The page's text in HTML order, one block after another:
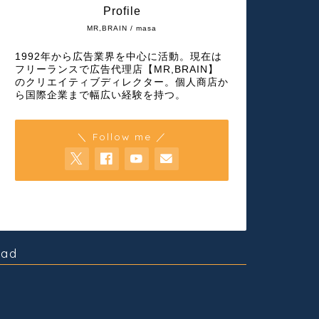
MR,BRAIN / masa
Profile
1992年から広告業界を中心に活動。現在は
フリーランスで広告代理店【MR,BRAIN】
のクリエイティブディレクター。個人商店か
ら国際企業まで幅広い経験を持つ。
＼ Follow me ／
ad